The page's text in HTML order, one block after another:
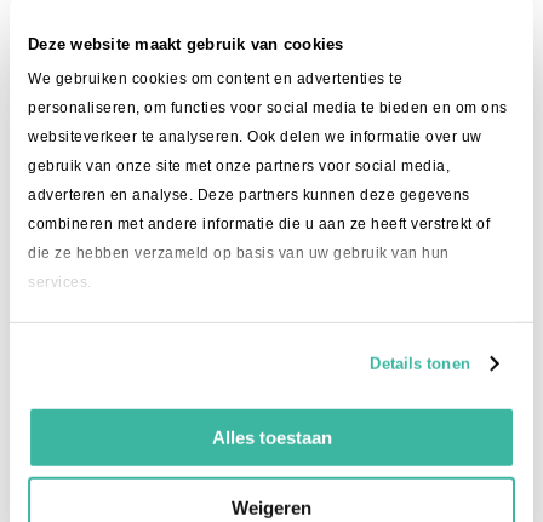
Deze website maakt gebruik van cookies
We gebruiken cookies om content en advertenties te
personaliseren, om functies voor social media te bieden en om ons
websiteverkeer te analyseren. Ook delen we informatie over uw
gebruik van onze site met onze partners voor social media,
adverteren en analyse. Deze partners kunnen deze gegevens
combineren met andere informatie die u aan ze heeft verstrekt of
die ze hebben verzameld op basis van uw gebruik van hun
services.
Details tonen
Alles toestaan
Weigeren
en voorkomt dat je klant in Amerika nog een extra
verkoopplatform zoals Etsy verkoopt, waar duidelijke
totaalprijzen steeds belangrijker worden.
Wil je de importkosten juist bij je klant laten liggen? Dan
kun je DDU gebruiken. Zorg er dan wel voor dat je dit
duidelijk vermeldt in je webshop of productinformatie.
Ons advies
Verzend je producten naar Amerika? Ga er dan niet
zomaar vanuit dat je pakket zonder invoerrechten
importkosten en kies bewust tussen DDP en DDU.
voor DDP via Intime Global Mail of UPS. Zo regel je de
importkosten direct met ons (en de vervoerder) en